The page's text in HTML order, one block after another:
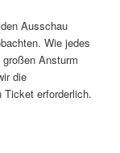
Ausschau
Wie jedes
Ansturm
die
erforderlich.